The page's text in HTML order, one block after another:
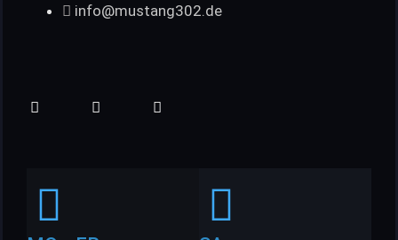
info@mustang302.de